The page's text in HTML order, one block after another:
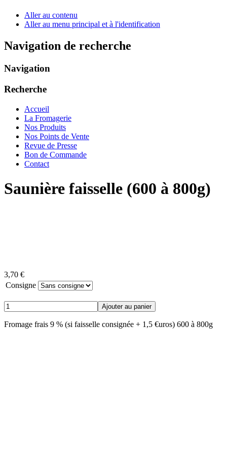
Aller au contenu
Aller au menu principal et à l'identification
Navigation de recherche
Navigation
Recherche
Accueil
La Fromagerie
Nos Produits
Nos Points de Vente
Revue de Presse
Bon de Commande
Contact
Saunière faisselle (600 à 800g)
3,70 €
Consigne
Fromage frais 9 % (si faisselle consignée + 1,5 €uros) 600 à 800g